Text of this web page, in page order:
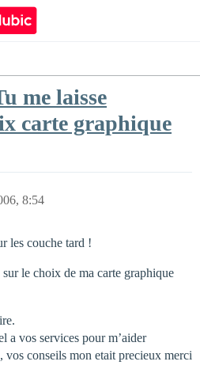
me laisse
carte graphique
8:54
les couche tard !
le choix de ma carte graphique
a vos services pour m’aider
conseils mon etait precieux merci